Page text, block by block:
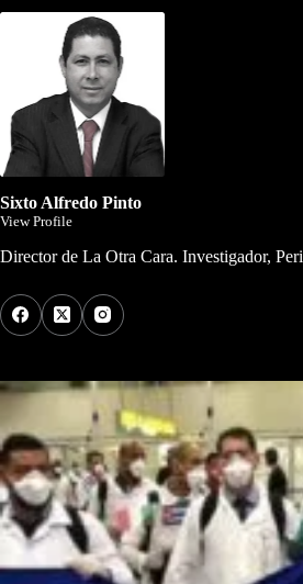
Sixto Alfredo Pinto
View Profile
Director de La Otra Cara. Investigador,